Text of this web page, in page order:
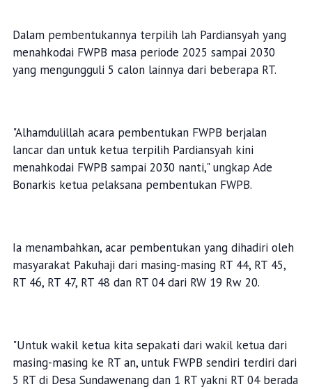
Dalam pembentukannya terpilih lah Pardiansyah yang
menahkodai FWPB masa periode 2025 sampai 2030
yang mengungguli 5 calon lainnya dari beberapa RT.
"Alhamdulillah acara pembentukan FWPB berjalan
lancar dan untuk ketua terpilih Pardiansyah kini
menahkodai FWPB sampai 2030 nanti," ungkap Ade
Bonarkis ketua pelaksana pembentukan FWPB.
Ia menambahkan, acar pembentukan yang dihadiri oleh
masyarakat Pakuhaji dari masing-masing RT 44, RT 45,
RT 46, RT 47, RT 48 dan RT 04 dari RW 19 Rw 20.
"Untuk wakil ketua kita sepakati dari wakil ketua dari
masing-masing ke RT an, untuk FWPB sendiri terdiri dari
5 RT di Desa Sundawenang dan 1 RT yakni RT 04 berada